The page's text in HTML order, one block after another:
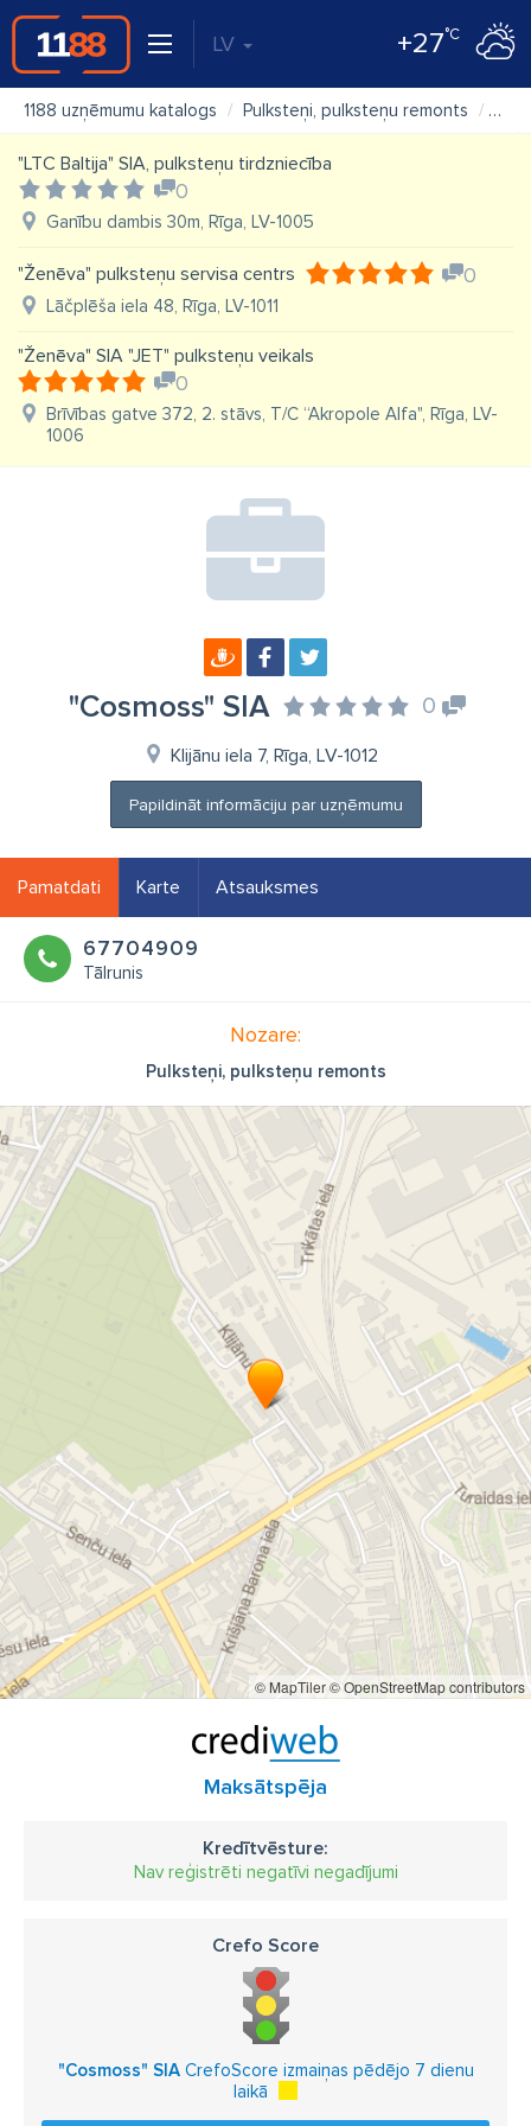
LV +27°C
1188 uzņēmumu katalogs Pulksteņi, pulksteņu remonts
"LTC Baltija" SIA, pulksteņu tirdzniecība
0
Ganību dambis 30m, Rīga, LV-1005
"Ženēva" pulksteņu servisa centrs 0
Lāčplēša iela 48, Rīga, LV-1011
"Ženēva" SIA "JET" pulksteņu veikals
0
Brīvības gatve 372, 2. stāvs, T/C “Akropole Alfa", Rīga, LV-
1006
"Cosmoss" SIA 0
Klijānu iela 7, Rīga, LV-1012
Papildināt informāciju par uzņēmumu
Pamatdati Karte Atsauksmes
67704909
Tālrunis
Nozare:
Pulksteņi, pulksteņu remonts
© MapTiler© OpenStreetMap contributors
Maksātspēja
Kredītvēsture:
Nav reģistrēti negatīvi negadījumi
Crefo Score
"Cosmoss" SIACrefoScore izmaiņas pēdējo 7 dienu
laikā